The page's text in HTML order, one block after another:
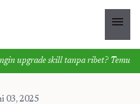
menu
upgrade skill tanpa ribet? Temukan
03, 2025